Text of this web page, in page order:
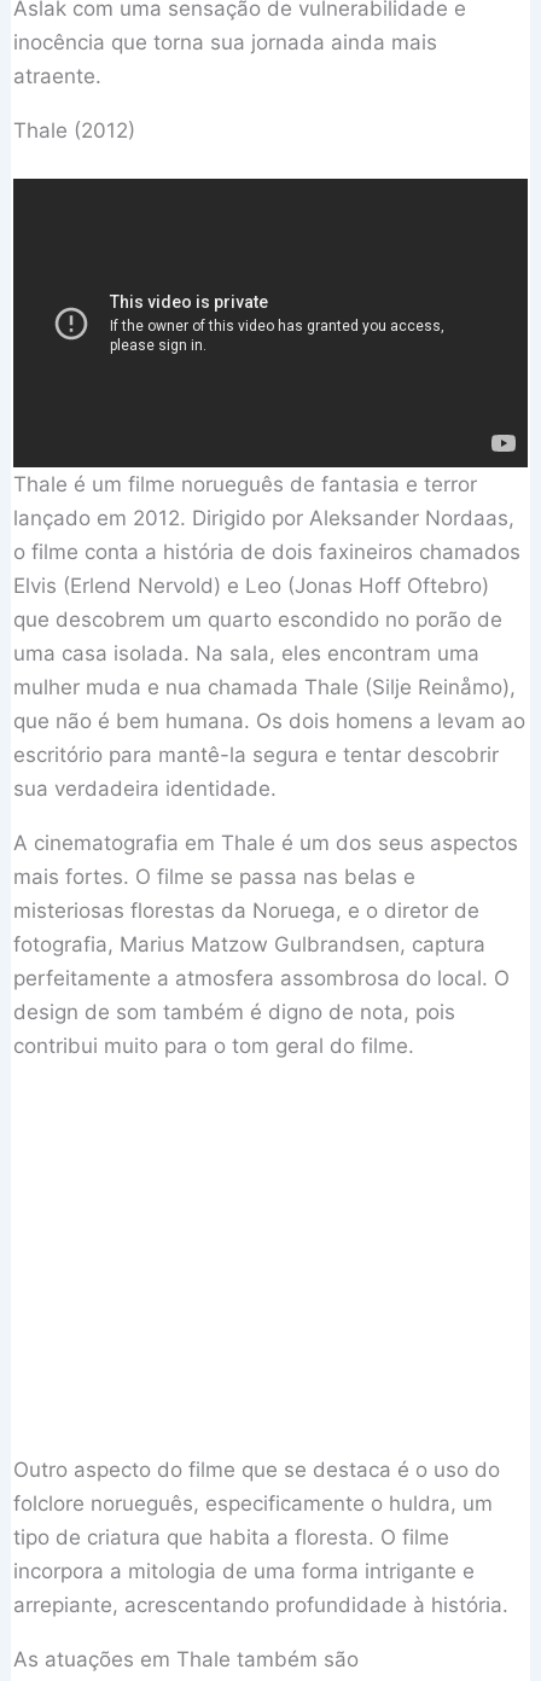
Aslak com uma sensação de vulnerabilidade e
inocência que torna sua jornada ainda mais
atraente.
Thale (2012)
Thale é um filme norueguês de fantasia e terror
lançado em 2012. Dirigido por Aleksander Nordaas,
o filme conta a história de dois faxineiros chamados
Elvis (Erlend Nervold) e Leo (Jonas Hoff Oftebro)
que descobrem um quarto escondido no porão de
uma casa isolada. Na sala, eles encontram uma
mulher muda e nua chamada Thale (Silje Reinåmo),
que não é bem humana. Os dois homens a levam ao
escritório para mantê-la segura e tentar descobrir
sua verdadeira identidade.
A cinematografia em Thale é um dos seus aspectos
mais fortes. O filme se passa nas belas e
misteriosas florestas da Noruega, e o diretor de
fotografia, Marius Matzow Gulbrandsen, captura
perfeitamente a atmosfera assombrosa do local. O
design de som também é digno de nota, pois
contribui muito para o tom geral do filme.
Outro aspecto do filme que se destaca é o uso do
folclore norueguês, especificamente o huldra, um
tipo de criatura que habita a floresta. O filme
incorpora a mitologia de uma forma intrigante e
arrepiante, acrescentando profundidade à história.
As atuações em Thale também são